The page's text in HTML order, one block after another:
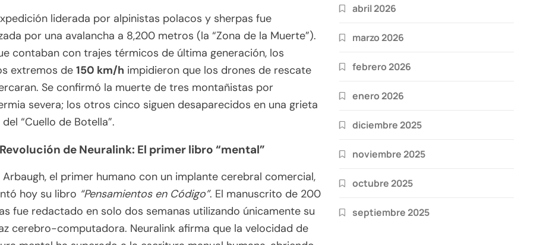
liderada por alpinistas polacos y sherpas fue
por una avalancha a 8,200 metros (la “Zona de la Muerte”).
contaban con trajes térmicos de última generación, los
extremos de 150 km/h impidieron que los drones de rescate
Se confirmó la muerte de tres montañistas por
severa; los otros cinco siguen desaparecidos en una grieta
“Cuello de Botella”.
de Neuralink: El primer libro “mental”
Arbaugh, el primer humano con un implante cerebral comercial,
hoy su libro “Pensamientos en Código”. El manuscrito de 200
fue redactado en solo dos semanas utilizando únicamente su
cerebro-computadora. Neuralink afirma que la velocidad de
abril 2026
marzo 2026
febrero 2026
enero 2026
diciembre 2025
noviembre 2025
octubre 2025
septiembre 2025